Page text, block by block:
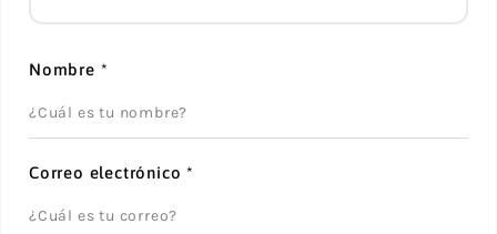
Nombre *
Correo electrónico*